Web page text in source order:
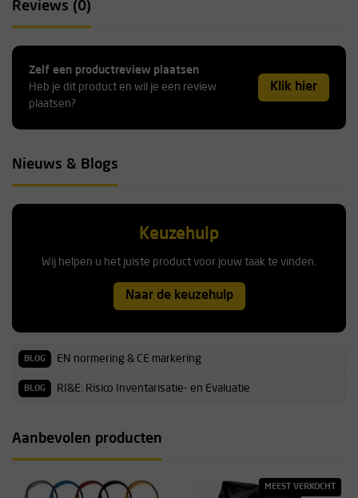
Reviews (0)
Zelf een productreview plaatsen
Heb je dit product en wil je een review
plaatsen?
Klik hier
Nieuws & Blogs
Keuzehulp
Wij helpen u het juiste product voor jouw taak te vinden.
Naar de keuzehulp
BLOG EN normering & CE markering
BLOG RI&E: Risico Inventarisatie- en Evaluatie
Aanbevolen producten
MEEST VERKOCHT